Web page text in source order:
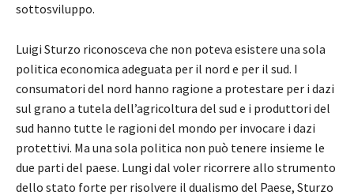
sottosviluppo.
Luigi Sturzo riconosceva che non poteva esistere una sola
politica economica adeguata per il nord e per il sud. I
consumatori del nord hanno ragione a protestare per i dazi
sul grano a tutela dell’agricoltura del sud e i produttori del
sud hanno tutte le ragioni del mondo per invocare i dazi
protettivi. Ma una sola politica non può tenere insieme le
due parti del paese. Lungi dal voler ricorrere allo strumento
dello stato forte per risolvere il dualismo del Paese, Sturzo